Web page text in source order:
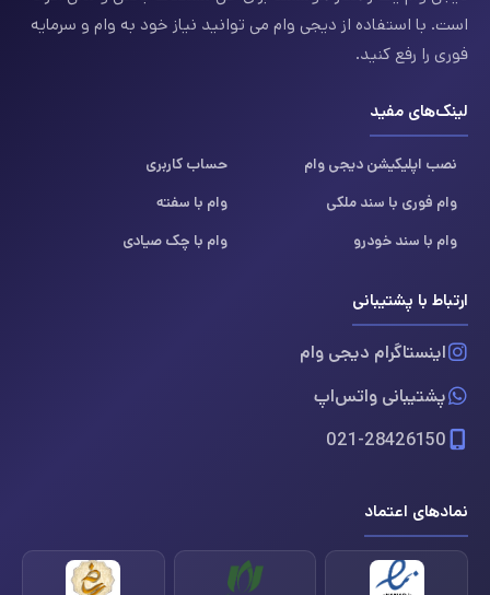
است. با استفاده از دیجی وام می توانید نیاز خود به وام و سرمایه
فوری را رفع کنید.
لینک‌های مفید
نصب اپلیکیشن دیجی وام
حساب کاربری
وام فوری با سند ملکی
وام با سفته
وام با سند خودرو
وام با چک صیادی
ارتباط با پشتیبانی
اینستاگرام دیجی وام
پشتیبانی واتس‌اپ
021-28426150
نمادهای اعتماد